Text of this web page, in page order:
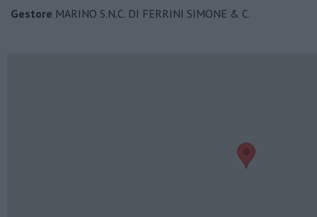
Gestore MARINO S.N.C. DI FERRINI SIMONE & C.